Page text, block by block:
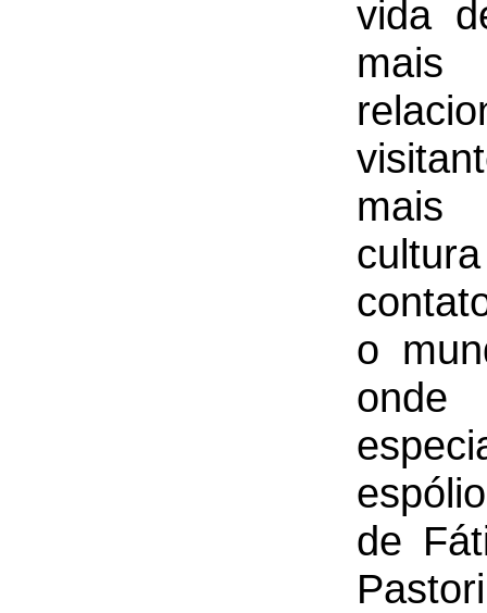
vida
mais
o
de